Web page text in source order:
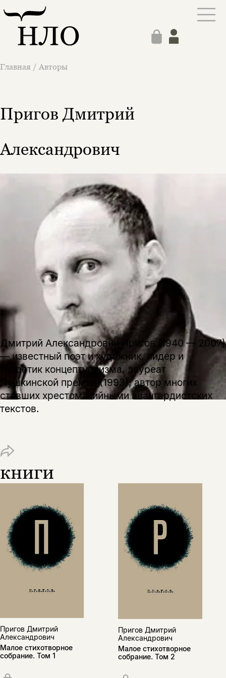
Главная / Авторы
Пригов Дмитрий
Александрович
Дмитрий Александрович Пригов (1940 — 2007)
— известный поэт и художник, лидер и
теоретик концептуализма, лауреат
Пушкинской премии (1993), автор многих
ставших хрестоматийными авангардистских
текстов.
книги
Пригов Дмитрий
Александрович
Малое стихотворное
собрание. Том 1
Пригов Дмитрий
Александрович
Малое стихотворное
собрание. Том 2
Этой книги временно